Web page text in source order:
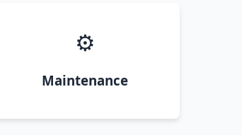
⚙️
Maintenance